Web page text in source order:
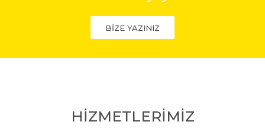
BİZE YAZINIZ
HİZMETLERİMİZ